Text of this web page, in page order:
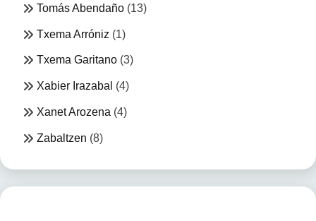
Tomás Abendaño (13)
Txema Arróniz (1)
Txema Garitano (3)
Xabier Irazabal (4)
Xanet Arozena (4)
Zabaltzen (8)